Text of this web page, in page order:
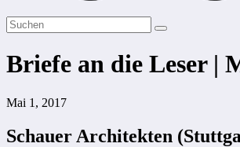
Briefe an die Leser |
Mai 1, 2017
Schauer Architekten